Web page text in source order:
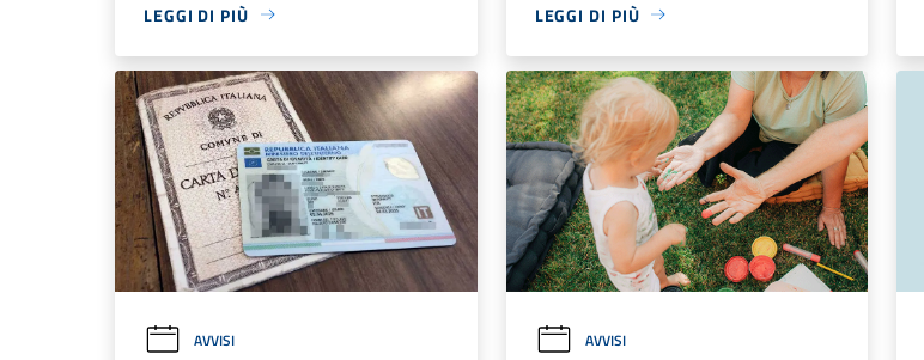
LEGGI DI PIÙ LEGGI DI PIÙ
AVVISI AVVISI